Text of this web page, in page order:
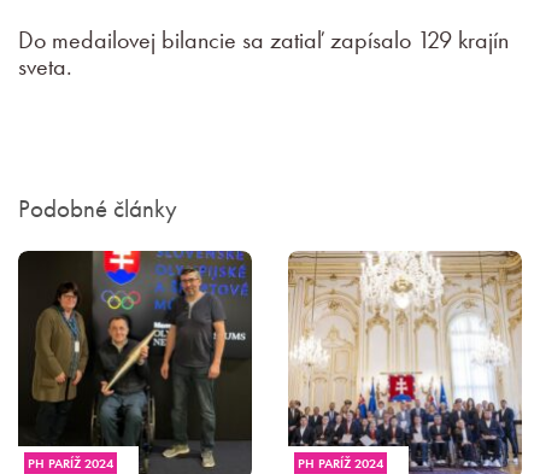
Do medailovej bilancie sa zatiaľ zapísalo 129 krajín
sveta.
Podobné články
PH PARÍŽ 2024 PH PARÍŽ 2024